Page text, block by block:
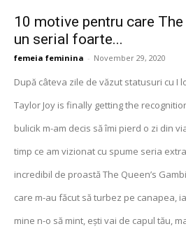
10 motive pentru care The
un serial foarte...
femeia feminina - November 29, 2020
După câteva zile de văzut statusuri cu I
Taylor Joy is finally getting the
bulicik m-am decis să îmi pierd o zi din
timp ce am vizionat cu spume seria
incredibil de proastă The Queen’s
care m-au făcut să turbez pe canapea,
mine n-o să mint, ești vai de capul tău,